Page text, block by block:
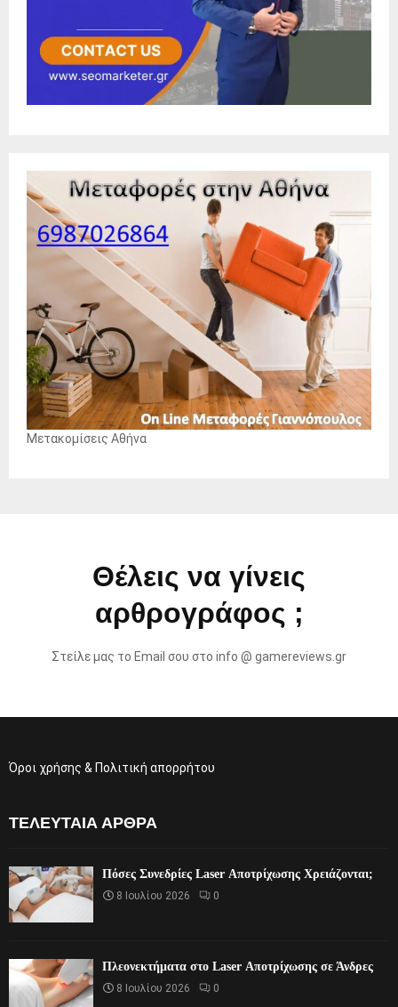
Μετακομίσεις Αθήνα
Θέλεις να γίνεις
αρθρογράφος ;
Στείλε μας το Email σου στο info @ gamereviews.gr
Όροι χρήσης & Πολιτική απορρήτου
ΤΕΛΕΥΤΑΊΑ ΆΡΘΡΑ
Πόσες Συνεδρίες Laser Αποτρίχωσης Χρειάζονται;
8 Ιουλίου 2026 0
Πλεονεκτήματα στο Laser Αποτρίχωσης σε Άνδρες
8 Ιουλίου 2026 0